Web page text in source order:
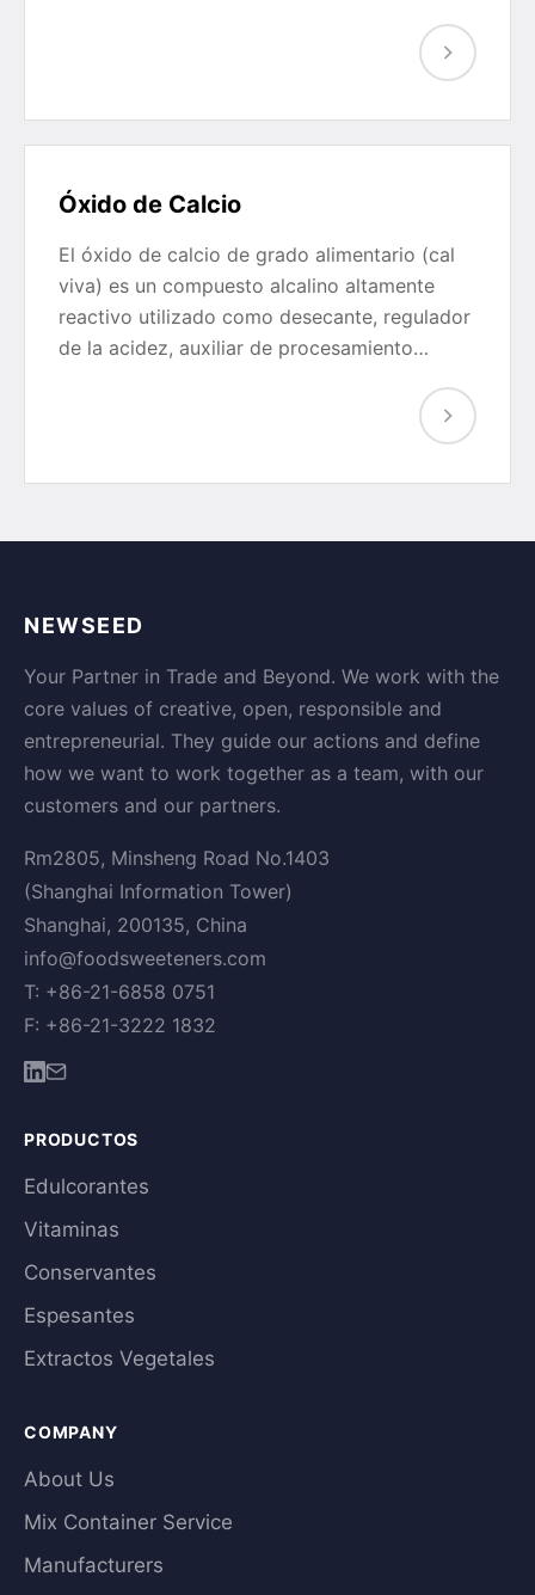
Óxido de Calcio
El óxido de calcio de grado alimentario (cal
viva) es un compuesto alcalino altamente
reactivo utilizado como desecante, regulador
de la acidez, auxiliar de procesamiento…
NEWSEED
Your Partner in Trade and Beyond. We work with the
core values of creative, open, responsible and
entrepreneurial. They guide our actions and define
how we want to work together as a team, with our
customers and our partners.
Rm2805, Minsheng Road No.1403
(Shanghai Information Tower)
Shanghai, 200135, China
info@foodsweeteners.com
T: +86-21-6858 0751
F: +86-21-3222 1832
PRODUCTOS
Edulcorantes
Vitaminas
Conservantes
Espesantes
Extractos Vegetales
COMPANY
About Us
Mix Container Service
Manufacturers